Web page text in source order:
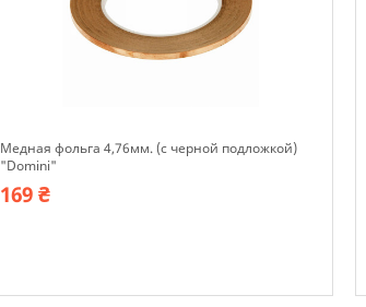
Медная фольга 4,76мм. (с черной подложкой)
"Domini"
169 ₴